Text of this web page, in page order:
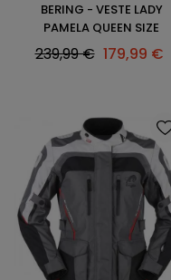
BERING - VESTE LADY
PAMELA QUEEN SIZE
Prix
239,99 € Prix
179,99 €